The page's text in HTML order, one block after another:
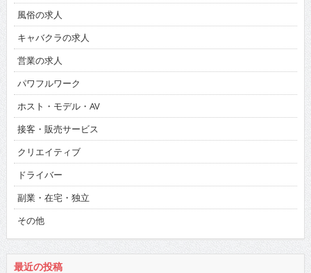
風俗の求人
キャバクラの求人
営業の求人
パワフルワーク
ホスト・モデル・AV
接客・販売サービス
クリエイティブ
ドライバー
副業・在宅・独立
その他
最近の投稿